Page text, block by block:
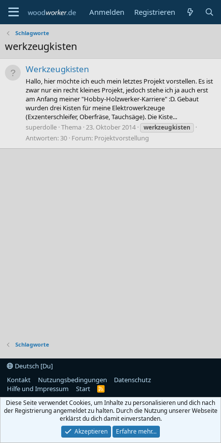
Anmelden Registrieren
Schlagworte
werkzeugkisten
Werkzeugkisten
Hallo, hier möchte ich euch mein letztes Projekt vorstellen. Es ist
zwar nur ein recht kleines Projekt, jedoch stehe ich ja auch erst
am Anfang meiner "Hobby-Holzwerker-Karriere" :D. Gebaut
wurden drei Kisten für meine Elektrowerkzeuge
(Exzenterschleifer, Oberfräse, Tauchsäge). Die Kiste...
superdolle Thema 23. Oktober 2014 werkzeugkisten
Antworten: 30 Forum: Projektvorstellung
Schlagworte
Deutsch [Du]
Kontakt
Nutzungsbedingungen
Datenschutz
Hilfe und Impressum
Start
R
S
Diese Seite verwendet Cookies, um Inhalte zu personalisieren und dich nach
der Registrierung angemeldet zu halten. Durch die Nutzung unserer Webseite
erklärst du dich damit einverstanden.
Akzeptieren
Erfahre mehr…